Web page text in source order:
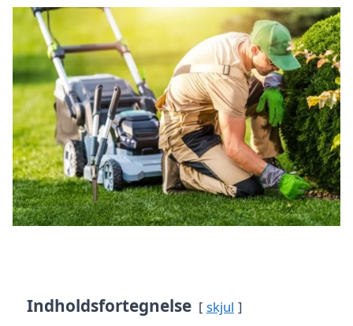
Indholdsfortegnelse skjul